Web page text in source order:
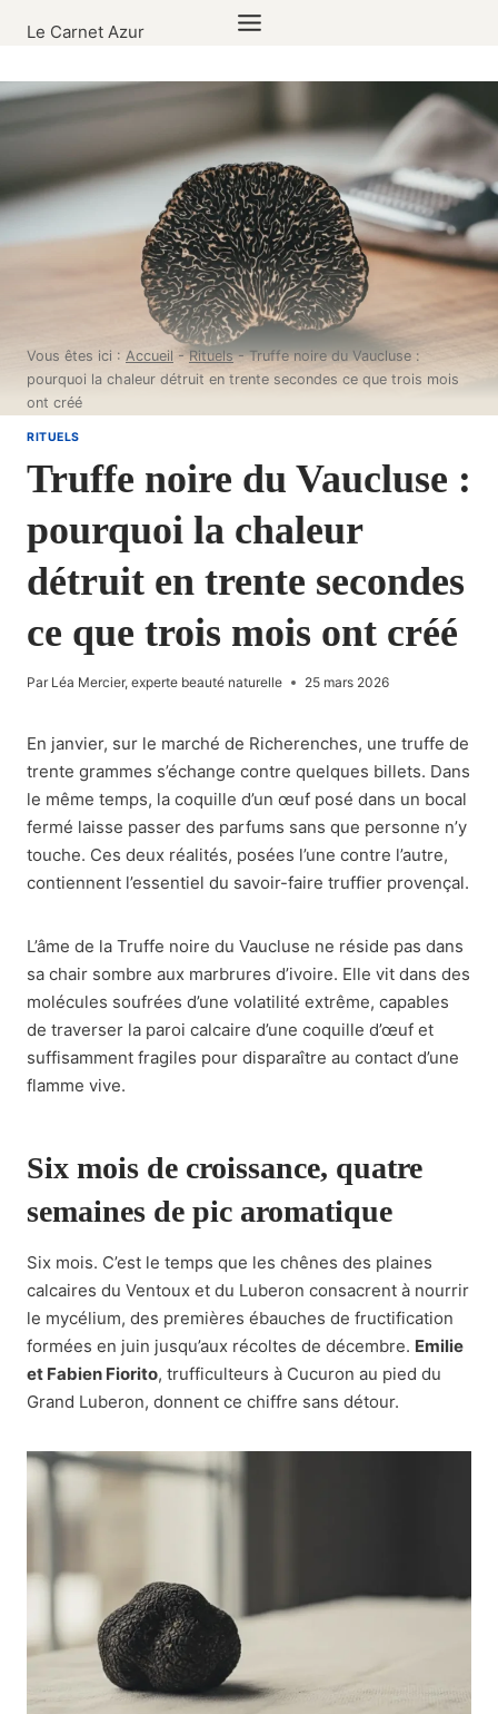
Le Carnet Azur
Vous êtes ici : Accueil -Rituels-Truffe noire du Vaucluse :
pourquoi la chaleur détruit en trente secondes ce que trois mois
ont créé
RITUELS
Truffe noire du Vaucluse :
pourquoi la chaleur
détruit en trente secondes
ce que trois mois ont créé
Par Léa Mercier, experte beauté naturelle 25 mars 2026
En janvier, sur le marché de Richerenches, une truffe de
trente grammes s’échange contre quelques billets. Dans
le même temps, la coquille d’un œuf posé dans un bocal
fermé laisse passer des parfums sans que personne n’y
touche. Ces deux réalités, posées l’une contre l’autre,
contiennent l’essentiel du savoir-faire truffier provençal.
L’âme de la Truffe noire du Vaucluse ne réside pas dans
sa chair sombre aux marbrures d’ivoire. Elle vit dans des
molécules soufrées d’une volatilité extrême, capables
de traverser la paroi calcaire d’une coquille d’œuf et
suffisamment fragiles pour disparaître au contact d’une
flamme vive.
Six mois de croissance, quatre
semaines de pic aromatique
Six mois. C’est le temps que les chênes des plaines
calcaires du Ventoux et du Luberon consacrent à nourrir
le mycélium, des premières ébauches de fructification
formées en juin jusqu’aux récoltes de décembre. Emilie
et Fabien Fiorito, trufficulteurs à Cucuron au pied du
Grand Luberon, donnent ce chiffre sans détour.